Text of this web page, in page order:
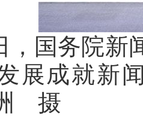
，国务院新
展成就新
摄